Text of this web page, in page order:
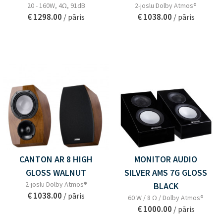
20 - 160W, 4Ω, 91dB
€ 1298.00 / pāris
2-joslu Dolby Atmos®
€ 1038.00 / pāris
CANTON AR 8 HIGH
GLOSS WALNUT
2-joslu Dolby Atmos®
€ 1038.00 / pāris
MONITOR AUDIO
SILVER AMS 7G GLOSS
BLACK
60 W / 8 Ω / Dolby Atmos®
€ 1000.00 / pāris